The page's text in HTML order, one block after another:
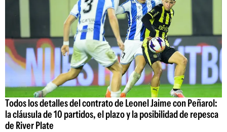
Todos los detalles del contrato de Leonel Jaime con Peñarol:
la cláusula de 10 partidos, el plazo y la posibilidad de repesca
de River Plate